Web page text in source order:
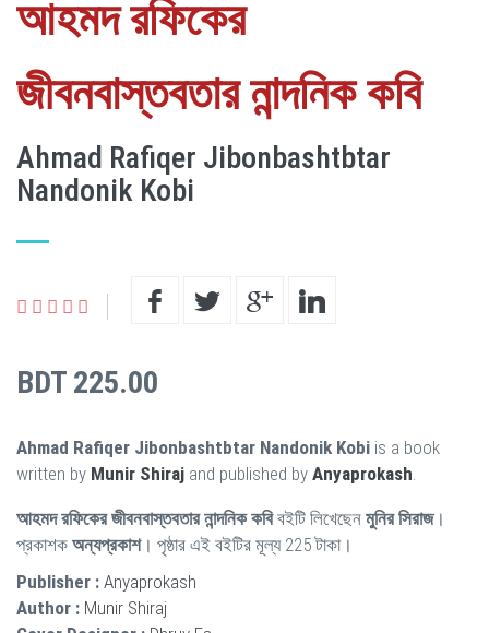
আহমদ রফিকের
জীবনবাস্তবতার নান্দনিক কবি
Ahmad Rafiqer Jibonbashtbtar
Nandonik Kobi
BDT 225.00
Ahmad Rafiqer Jibonbashtbtar Nandonik Kobi is a book
written by Munir Shiraj and published by Anyaprokash.
আহমদ রফিকের জীবনবাস্তবতার নান্দনিক কবিবইটি লিখেছেন মুনির সিরাজ।
প্রকাশক অন্যপ্রকাশ। পৃষ্ঠার এই বইটির মূল্য 225 টাকা।
Publisher : Anyaprokash
Author : Munir Shiraj